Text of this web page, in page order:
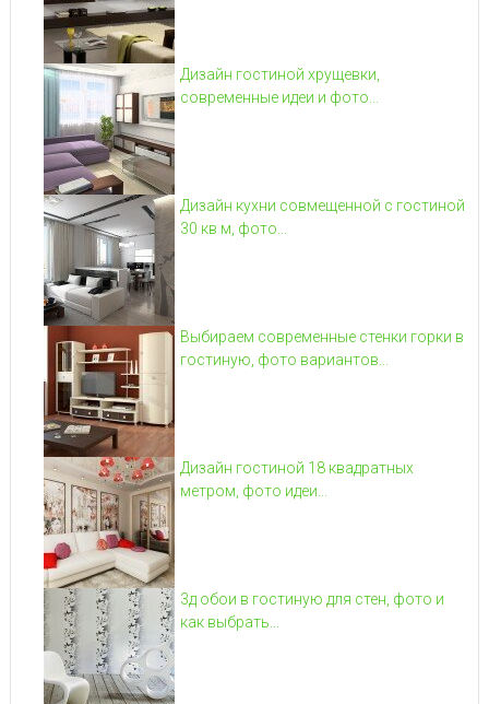
Дизайн гостиной хрущевки,
современные идеи и фото...
Дизайн кухни совмещенной с гостиной
30 кв м, фото...
Выбираем современные стенки горки в
гостиную, фото вариантов...
Дизайн гостиной 18 квадратных
метром, фото идеи...
3д обои в гостиную для стен, фото и
как выбрать...